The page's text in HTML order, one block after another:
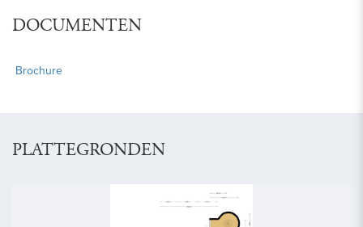
DOCUMENTEN
Brochure
PLATTEGRONDEN